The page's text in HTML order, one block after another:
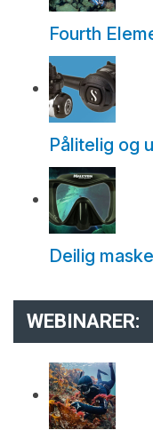
Fourth
Pålitelig og
Deilig
WEBINARER: